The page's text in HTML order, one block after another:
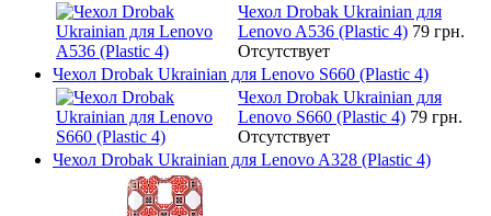
Чехол Drobak Ukrainian для
Lenovo A536 (Plastic 4) 79 грн.
Отсутствует
Чехол Drobak Ukrainian для Lenovo S660 (Plastic 4)
Чехол Drobak Ukrainian для
Lenovo S660 (Plastic 4) 79 грн.
Отсутствует
Чехол Drobak Ukrainian для Lenovo A328 (Plastic 4)